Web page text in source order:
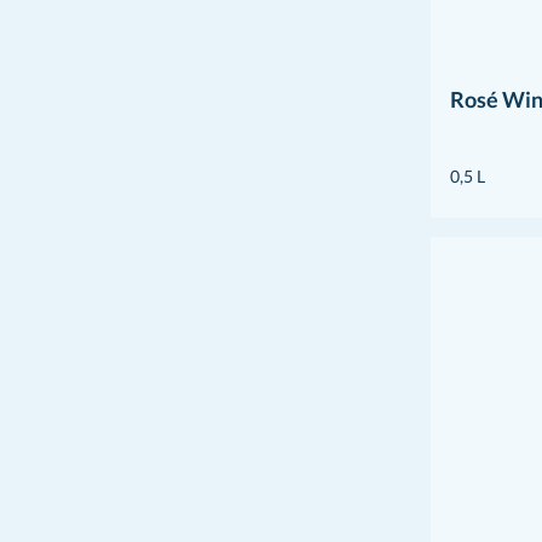
Rosé
0,5 L